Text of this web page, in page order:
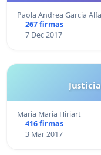
Paola Andrea García
267 firmas
7 Dec 2017
Maria Maria Hiriart
416 firmas
3 Mar 2017